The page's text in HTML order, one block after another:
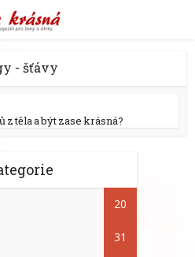
- šťávy
těla a být zase krásná?
20
31